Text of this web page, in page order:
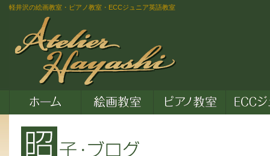
軽井沢の絵画教室・ピアノ教室・ECCジュニア英語教室